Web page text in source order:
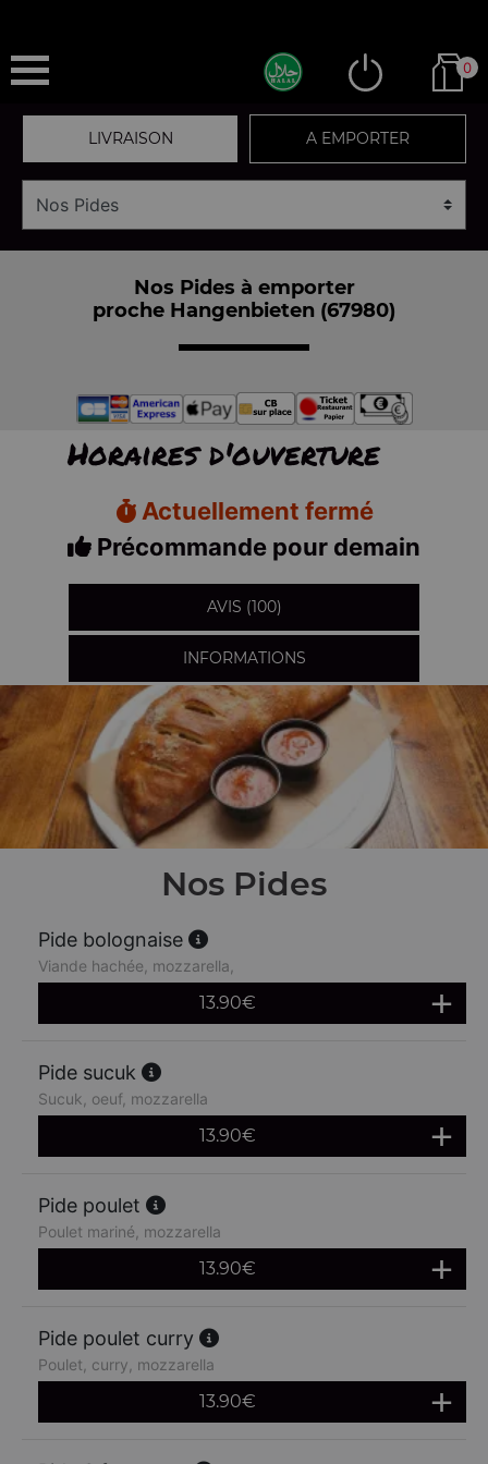
0
LIVRAISON A EMPORTER
Nos Pides à emporter
proche Hangenbieten (67980)
Horaires d'ouverture
Actuellement fermé
Précommande pour demain
AVIS (100)
INFORMATIONS
Nos Pides
Pide bolognaise
Viande hachée, mozzarella,
13.90€
Pide sucuk
Sucuk, oeuf, mozzarella
13.90€
Pide poulet
Poulet mariné, mozzarella
13.90€
Pide poulet curry
Poulet, curry, mozzarella
13.90€